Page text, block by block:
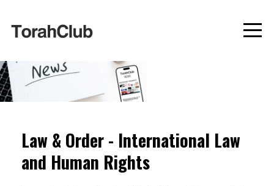
Law & Order - International Law
and Human Rights